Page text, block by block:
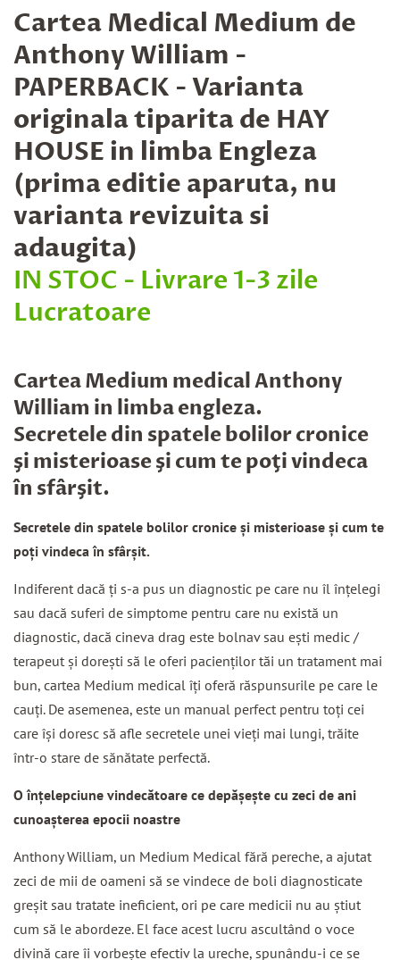
Cartea Medical Medium de
Anthony William -
PAPERBACK - Varianta
originala tiparita de HAY
HOUSE in limba Engleza
(prima editie aparuta, nu
varianta revizuita si
adaugita)
IN STOC - Livrare 1-3 zile
Lucratoare
CarteaMedium medical Anthony
William in limba engleza.
Secretele din spatele bolilor cronice
şi misterioase şi cum te poţi vindeca
în sfârşit.
Secretele din spatele bolilor cronice şi misterioase şi cum te
poţi vindeca în sfârşit.
Indiferent dacă ţi s-a pus un diagnostic pe care nu îl înţelegi
sau dacă suferi de simptome pentru care nu există un
diagnostic, dacă cineva drag este bolnav sau eşti medic /
terapeut şi doreşti să le oferi pacienţilor tăi un tratament mai
bun, cartea Medium medical îţi oferă răspunsurile pe care le
cauţi. De asemenea, este un manual perfect pentru toţi cei
care îşi doresc să afle secretele unei vieţi mai lungi, trăite
într-o stare de sănătate perfectă.
O înţelepciune vindecătoare ce depăşeşte cu zeci de ani
cunoaşterea epocii noastre
Anthony William, un Medium Medical fără pereche, a ajutat
zeci de mii de oameni să se vindece de boli diagnosticate
greşit sau tratate ineficient, ori pe care medicii nu au ştiut
cum să le abordeze. El face acest lucru ascultând o voce
divină care îi vorbeşte efectiv la ureche, spunându-i ce se